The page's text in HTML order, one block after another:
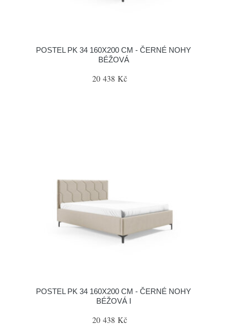
POSTEL PK 34 160X200 CM - ČERNÉ NOHY
BÉŽOVÁ
20 438 Kč
POSTEL PK 34 160X200 CM - ČERNÉ NOHY
BÉŽOVÁ I
20 438 Kč